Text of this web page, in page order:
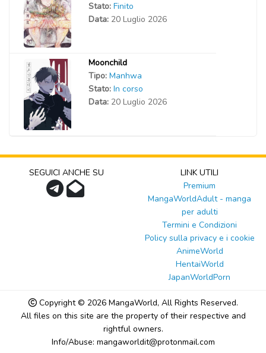
Stato: Finito
Data: 20 Luglio 2026
Moonchild
Tipo: Manhwa
Stato: In corso
Data: 20 Luglio 2026
SEGUICI ANCHE SU
LINK UTILI
Premium
MangaWorldAdult - manga
per adulti
Termini e Condizioni
Policy sulla privacy e i cookie
AnimeWorld
HentaiWorld
JapanWorldPorn
Copyright © 2026 MangaWorld, All Rights Reserved.
All files on this site are the property of their respective and
rightful owners.
Info/Abuse: mangaworldit@protonmail.com